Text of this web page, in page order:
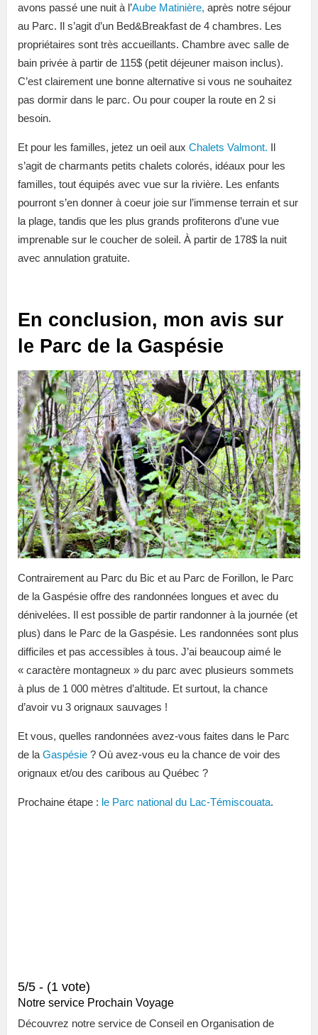
avons passé une nuit à l’Aube Matinière, après notre séjour
au Parc. Il s’agit d’un Bed&Breakfast de 4 chambres. Les
propriétaires sont très accueillants. Chambre avec salle de
bain privée à partir de 115$ (petit déjeuner maison inclus).
C’est clairement une bonne alternative si vous ne souhaitez
pas dormir dans le parc. Ou pour couper la route en 2 si
besoin.
Et pour les familles, jetez un oeil aux Chalets Valmont. Il
s’agit de charmants petits chalets colorés, idéaux pour les
familles, tout équipés avec vue sur la rivière. Les enfants
pourront s’en donner à coeur joie sur l’immense terrain et sur
la plage, tandis que les plus grands profiterons d’une vue
imprenable sur le coucher de soleil. À partir de 178$ la nuit
avec annulation gratuite.
En conclusion, mon avis sur
le Parc de la Gaspésie
Contrairement au Parc du Bic et au Parc de Forillon, le Parc
de la Gaspésie offre des randonnées longues et avec du
dénivelées. Il est possible de partir randonner à la journée (et
plus) dans le Parc de la Gaspésie. Les randonnées sont plus
difficiles et pas accessibles à tous. J’ai beaucoup aimé le
« caractère montagneux » du parc avec plusieurs sommets
à plus de 1 000 mètres d’altitude. Et surtout, la chance
d’avoir vu 3 orignaux sauvages !
Et vous, quelles randonnées avez-vous faites dans le Parc
de la Gaspésie ? Où avez-vous eu la chance de voir des
orignaux et/ou des caribous au Québec ?
Prochaine étape : le Parc national du Lac-Témiscouata.
5/5 - (1 vote)
Notre service Prochain Voyage
Découvrez notre service de Conseil en Organisation de